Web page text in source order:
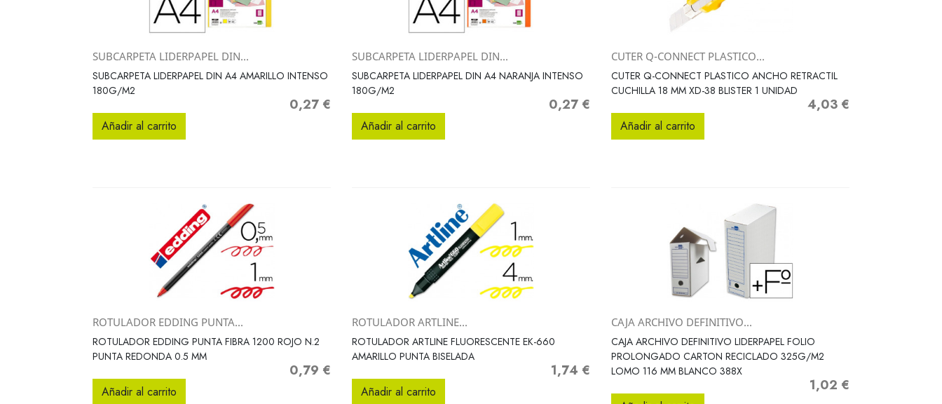
Vista rápida
SUBCARPETA LIDERPAPEL DIN...
SUBCARPETA LIDERPAPEL DIN A4 AMARILLO INTENSO
180G/M2
Precio
0,27 €
Añadir al carrito
Vista rápida
SUBCARPETA LIDERPAPEL DIN...
SUBCARPETA LIDERPAPEL DIN A4 NARANJA INTENSO
180G/M2
Precio
0,27 €
Añadir al carrito
Vista rápida
CUTER Q-CONNECT PLASTICO...
CUTER Q-CONNECT PLASTICO ANCHO RETRACTIL
CUCHILLA 18 MM XD-38 BLISTER 1 UNIDAD
Precio
4,03 €
Añadir al carrito
 Vista rápida
ROTULADOR EDDING PUNTA...
ROTULADOR EDDING PUNTA FIBRA 1200 ROJO N.2
PUNTA REDONDA 0.5 MM
Precio
0,79 €
Añadir al carrito
 Vista rápida
ROTULADOR ARTLINE...
ROTULADOR ARTLINE FLUORESCENTE EK-660
AMARILLO PUNTA BISELADA
Precio
1,74 €
Añadir al carrito
Vista rápida
CAJA ARCHIVO DEFINITIVO...
CAJA ARCHIVO DEFINITIVO LIDERPAPEL FOLIO
PROLONGADO CARTON RECICLADO 325G/M2
LOMO 116 MM BLANCO 388X
Precio
1,02 €